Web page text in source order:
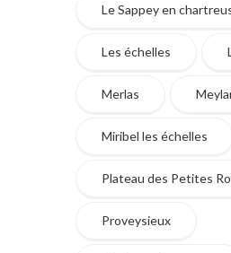
Le Sappey en
Les échelles
Merlas
Miribel les échelles
Plateau des Petites
Proveysieux